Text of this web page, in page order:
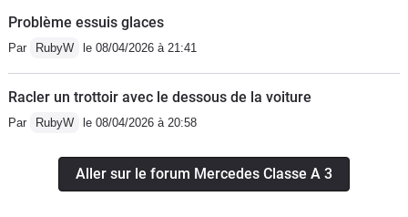
Problème essuis glaces
Par RubyW le 08/04/2026 à 21:41
Racler un trottoir avec le dessous de la voiture
Par RubyW le 08/04/2026 à 20:58
Aller sur le forum Mercedes Classe A 3